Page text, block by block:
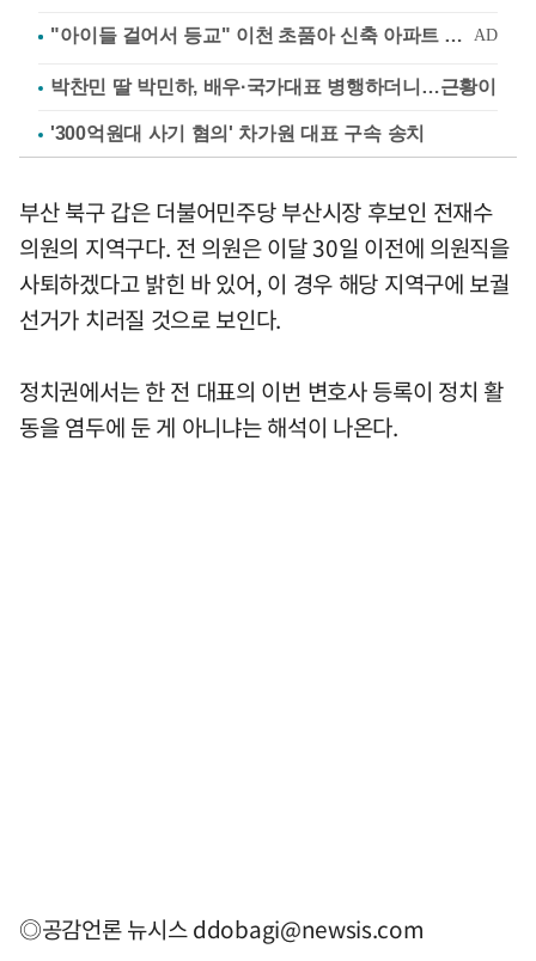
박찬민 딸 박민하, 배우·국가대표 병행하더니…근황이
'300억원대 사기 혐의' 차가원 대표 구속 송치
부산 북구 갑은 더불어민주당 부산시장 후보인 전재수
의원의 지역구다. 전 의원은 이달 30일 이전에 의원직을
사퇴하겠다고 밝힌 바 있어, 이 경우 해당 지역구에 보궐
선거가 치러질 것으로 보인다.
정치권에서는 한 전 대표의 이번 변호사 등록이 정치 활
동을 염두에 둔 게 아니냐는 해석이 나온다.
◎공감언론 뉴시스ddobagi@newsis.com